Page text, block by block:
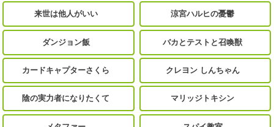
来世は他人がいい 涼宮ハルヒの憂鬱
ダンジョン飯 バカとテストと召喚獣
カードキャプターさくら クレヨン しんちゃん
陰の実力者になりたくて マリッジトキシン